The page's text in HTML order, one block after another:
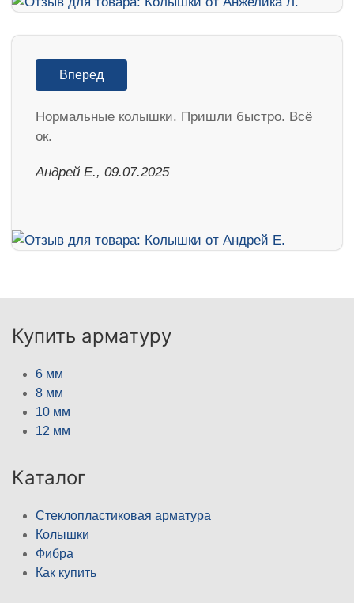
Вперед
Нормальные колышки. Пришли быстро. Всё
ок.
Андрей Е., 09.07.2025
Купить арматуру
6 мм
8 мм
10 мм
12 мм
Каталог
Стеклопластиковая арматура
Колышки
Фибра
Как купить